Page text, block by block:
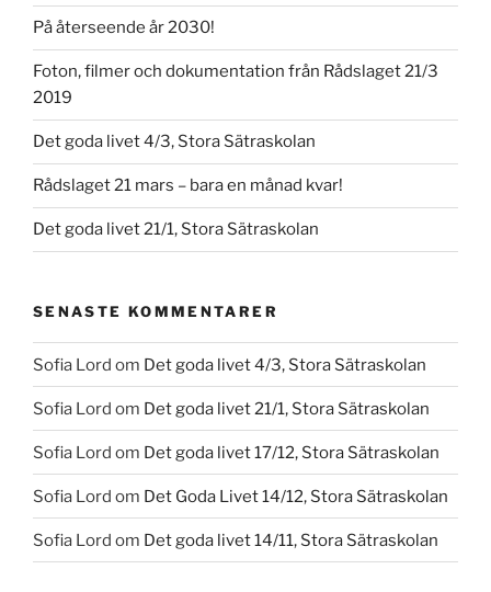
På återseende år 2030!
Foton, filmer och dokumentation från Rådslaget 21/3
2019
Det goda livet 4/3, Stora Sätraskolan
Rådslaget 21 mars – bara en månad kvar!
Det goda livet 21/1, Stora Sätraskolan
SENASTE KOMMENTARER
Sofia Lord om Det goda livet 4/3, Stora Sätraskolan
Sofia Lord om Det goda livet 21/1, Stora Sätraskolan
Sofia Lord om Det goda livet 17/12, Stora Sätraskolan
Sofia Lord om Det Goda Livet 14/12, Stora Sätraskolan
Sofia Lord om Det goda livet 14/11, Stora Sätraskolan